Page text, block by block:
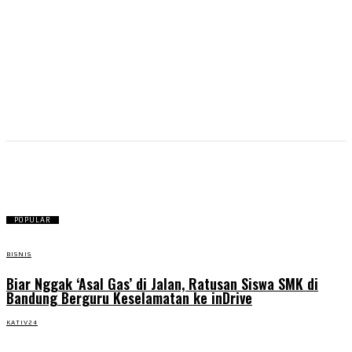
POPULAR
BISNIS
Biar Nggak ‘Asal Gas’ di Jalan, Ratusan Siswa SMK di
Bandung Berguru Keselamatan ke inDrive
KATIV24